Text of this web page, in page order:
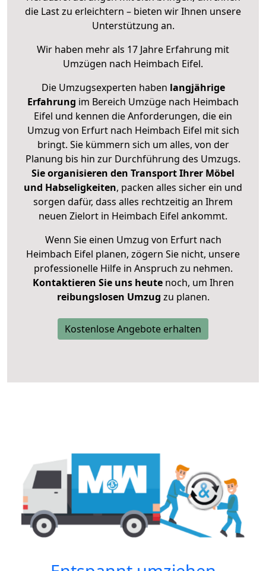
die Last zu erleichtern – bieten wir Ihnen unsere
Unterstützung an.
Wir haben mehr als 17 Jahre Erfahrung mit
Umzügen nach Heimbach Eifel.
Die Umzugsexperten haben langjährige
Erfahrung im Bereich Umzüge nach Heimbach
Eifel und kennen die Anforderungen, die ein
Umzug von Erfurt nach Heimbach Eifel mit sich
bringt. Sie kümmern sich um alles, von der
Planung bis hin zur Durchführung des Umzugs.
Sie organisieren den Transport Ihrer Möbel
und Habseligkeiten, packen alles sicher ein und
sorgen dafür, dass alles rechtzeitig an Ihrem
neuen Zielort in Heimbach Eifel ankommt.
Wenn Sie einen Umzug von Erfurt nach
Heimbach Eifel planen, zögern Sie nicht, unsere
professionelle Hilfe in Anspruch zu nehmen.
Kontaktieren Sie uns heutenoch, um Ihren
reibungslosen Umzug zu planen.
Kostenlose Angebote erhalten